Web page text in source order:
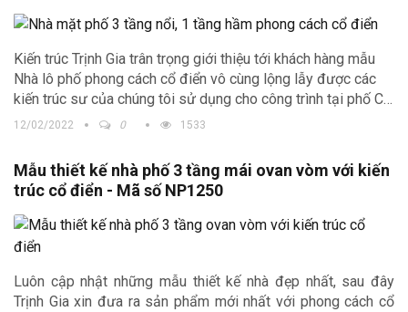
Kiến trúc Trịnh Gia trân trọng giới thiệu tới khách hàng mẫu
Nhà lô phố phong cách cổ điển vô cùng lộng lẫy được các
kiến trúc sư của chúng tôi sử dụng cho công trình tại phố Cà,
Hà Nam.
12/02/2022 0 1533
Mẫu thiết kế nhà phố 3 tầng mái ovan vòm với kiến
trúc cổ điển - Mã số NP1250
Luôn cập nhật những mẫu thiết kế nhà đẹp nhất, sau đây
Trịnh Gia xin đưa ra sản phẩm mới nhất với phong cách cổ